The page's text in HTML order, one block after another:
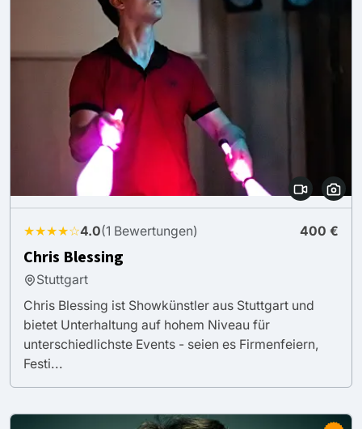
★★★★☆4.0(1 Bewertungen) 400 €
Chris Blessing
Stuttgart
Chris Blessing ist Showkünstler aus Stuttgart und
bietet Unterhaltung auf hohem Niveau für
unterschiedlichste Events - seien es Firmenfeiern,
Festi...